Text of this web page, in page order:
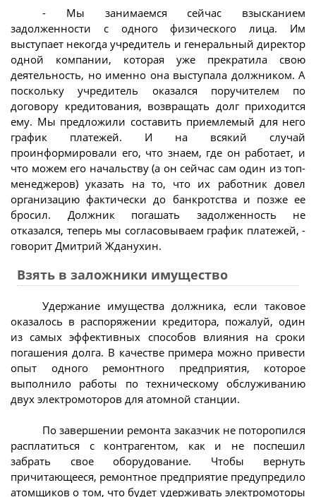
- Мы занимаемся сейчас взысканием
задолженности с одного физического лица. Им
выступает некогда учредитель и генеральный директор
одной компании, которая уже прекратила свою
деятельность, но именно она выступала должником. А
поскольку учредитель оказался поручителем по
договору кредитования, возвращать долг приходится
ему. Мы предложили составить приемлемый для него
график платежей. И на всякий случай
проинформировали его, что знаем, где он работает, и
что можем его начальству (а он сейчас сам один из топ-
менеджеров) указать на то, что их работник довел
организацию фактически до банкротства и позже ее
бросил. Должник погашать задолженность не
отказался, теперь мы согласовываем график платежей, -
говорит Дмитрий Жданухин.
Взять в заложники имущество
Удержание имущества должника, если таковое
оказалось в распоряжении кредитора, пожалуй, один
из самых эффективных способов влияния на сроки
погашения долга. В качестве примера можно привести
опыт одного ремонтного предприятия, которое
выполнило работы по техническому обслуживанию
двух электромоторов для атомной станции.
По завершении ремонта заказчик не поторопился
расплатиться с контрагентом, как и не поспешил
забрать свое оборудование. Чтобы вернуть
причитающееся, ремонтное предприятие предупредило
атомщиков о том, что будет удерживать электромоторы